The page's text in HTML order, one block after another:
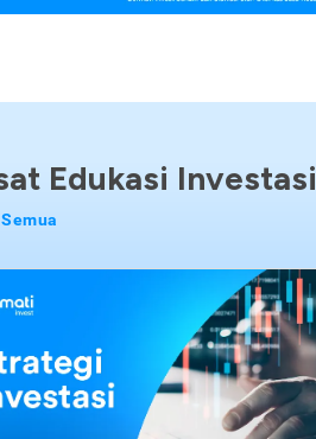
Edukasi Investasi